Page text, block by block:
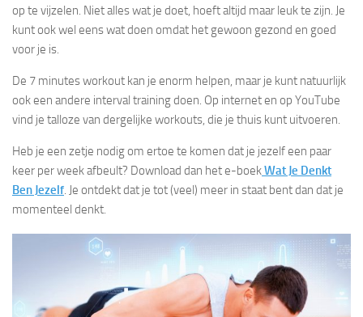
op te vijzelen. Niet alles wat je doet, hoeft altijd maar leuk te zijn. Je
kunt ook wel eens wat doen omdat het gewoon gezond en goed
voor je is.
De 7 minutes workout kan je enorm helpen, maar je kunt natuurlijk
ook een andere interval training doen. Op internet en op YouTube
vind je talloze van dergelijke workouts, die je thuis kunt uitvoeren.
Heb je een zetje nodig om ertoe te komen dat je jezelf een paar
keer per week afbeult? Download dan het e-boekWat Je Denkt
Ben Jezelf. Je ontdekt dat je tot (veel) meer in staat bent dan dat je
momenteel denkt.